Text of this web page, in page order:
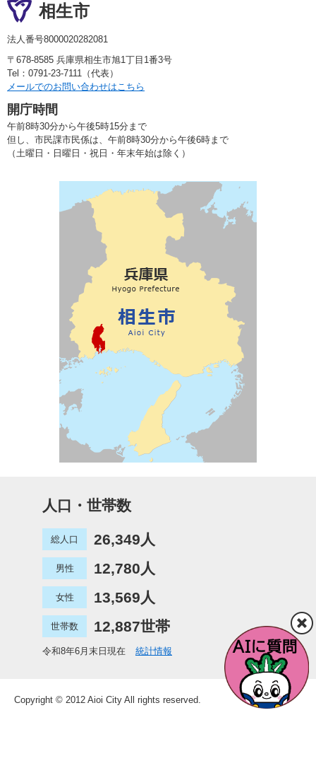
相生市
法人番号8000020282081
〒678-8585 兵庫県相生市旭1丁目1番3号
Tel：0791-23-7111（代表）
メールでのお問い合わせはこちら
開庁時間
午前8時30分から午後5時15分まで
但し、市民課市民係は、午前8時30分から午後6時まで
（土曜日・日曜日・祝日・年末年始は除く）
人口・世帯数
総人口 26,349人
男性 12,780人
女性 13,569人
世帯数 12,887世帯
令和8年6月末日現在 統計情報
Copyright © 2012 Aioi City All rights reserved.